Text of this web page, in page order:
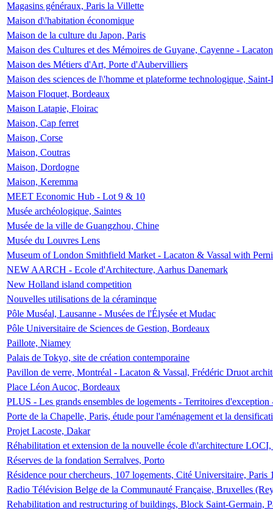
Magasins généraux, Paris la Villette
Maison d\'habitation économique
Maison de la culture du Japon, Paris
Maison des Cultures et des Mémoires de Guyane, Cayenne -
Maison des Métiers d'Art, Porte d'Aubervilliers
Maison des sciences de l\'homme et plateforme technologique,
Maison Floquet, Bordeaux
Maison Latapie, Floirac
Maison, Cap ferret
Maison, Corse
Maison, Coutras
Maison, Dordogne
Maison, Keremma
MEET Economic Hub - Lot 9 & 10
Musée archéologique, Saintes
Musée de la ville de Guangzhou, Chine
Musée du Louvres Lens
Museum of London Smithfield Market - Lacaton & Vassal with
NEW AARCH - Ecole d'Architecture, Aarhus Danemark
New Holland island competition
Nouvelles utilisations de la céraminque
Pôle Muséal, Lausanne - Musées de l'Élysée et Mudac
Pôle Universitaire de Sciences de Gestion, Bordeaux
Paillote, Niamey
Palais de Tokyo, site de création contemporaine
Pavillon de verre, Montréal - Lacaton & Vassal, Frédéric Druot
Place Léon Aucoc, Bordeaux
PLUS - Les grands ensembles de logements - Territoires
Porte de la Chapelle, Paris, étude pour l'aménagement et la
Projet Lacoste, Dakar
Réhabilitation et extension de la nouvelle école d\'architecture
Réserves de la fondation Serralves, Porto
Résidence pour chercheurs, 107 logements, Cité Universitaire, Paris
Radio Télévision Belge de la Communauté Française, Bruxelles
Rehabilitation and restructuring of buildings, Block Saint-Germain,